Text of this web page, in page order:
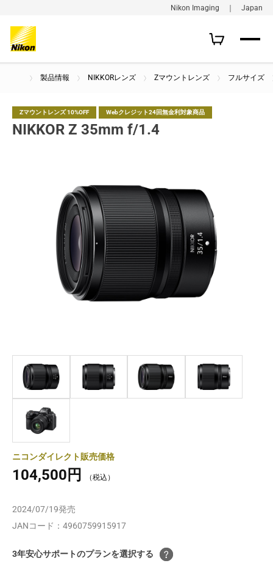
Nikon Imaging ｜ Japan
製品情報 NIKKORレンズ Zマウントレンズ フルサイズ
Zマウントレンズ 10%OFF Webクレジット24回無金利対象商品
NIKKOR Z 35mm f/1.4
ニコンダイレクト販売価格
104,500円
2024/07/19発売
JANコード： 4960759915917
3年安⼼サポートのプランを選択する